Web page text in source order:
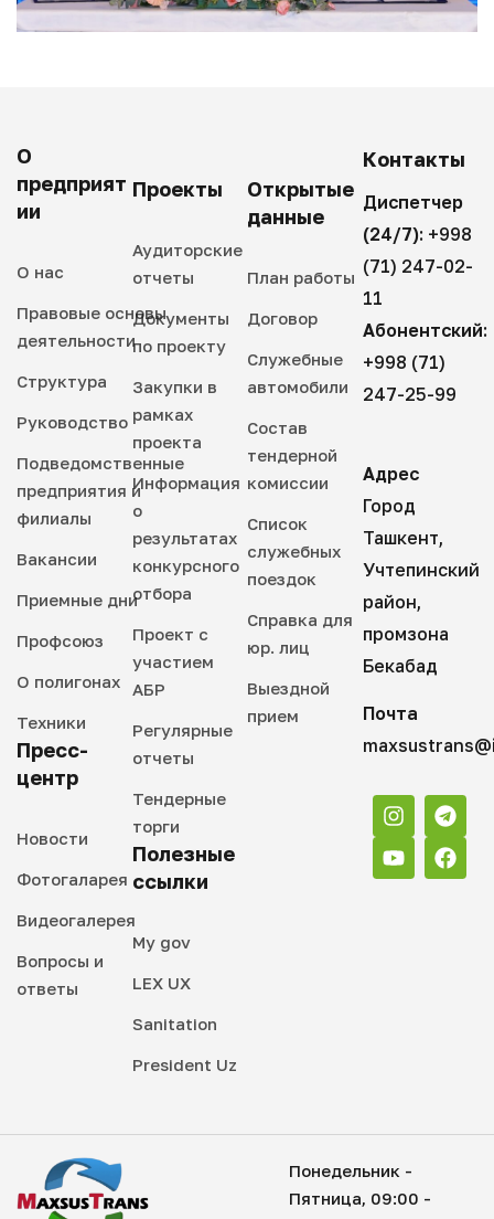
О
предприят
ии
О нас
Правовые основы
деятельности
Структура
Руководство
Подведомственные
предприятия и
филиалы
Вакансии
Приемные дни
Профсоюз
О полигонах
Техники
Пресс-
центр
Новости
Фотогаларея
Видеогалерея
Вопросы и
ответы
Проекты
Аудиторские
отчеты
Документы
по проекту
Закупки в
рамках
проекта
Информация
о
результатах
конкурсного
отбора
Проект с
участием
АБР
Регулярные
отчеты
Тендерные
торги
Полезные
ссылки
My gov
LEX UX
Sanitation
President Uz
Открытые
данные
План работы
Договор
Служебные
автомобили
Состав
тендерной
комиссии
Список
служебных
поездок
Справка для
юр. лиц
Выездной
прием
Контакты
Диспетчер
(24/7): +998
(71) 247-02-
11
Абонентский:
+998 (71)
247-25-99
Адрес
Город
Ташкент,
Учтепинский
район,
промзона
Бекабад
Почта
Понедельник -
Пятница, 09:00 -